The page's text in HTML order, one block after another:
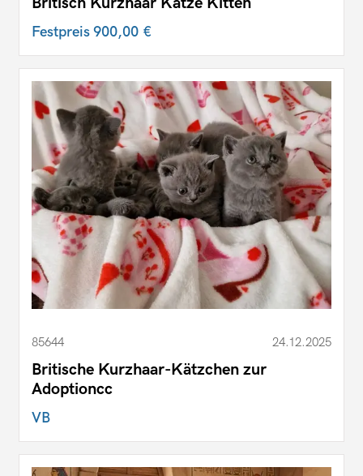
Festpreis900,00 €
85644 24.12.2025
Britische Kurzhaar-Kätzchen zur
Adoptioncc
VB